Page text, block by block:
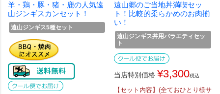
羊・鶏・豚・猪・鹿の人気遠
山ジンギスカンセット！
遠山ジンギス5種セット
遠山郷のご当地丼満喫セッ
ト！比較的柔らかめのお肉揃
い！
遠山ジンギス丼用バラエティセッ
ト
当店特別価格 ¥3,300税込
【セット内容】(全ておひとり様サ